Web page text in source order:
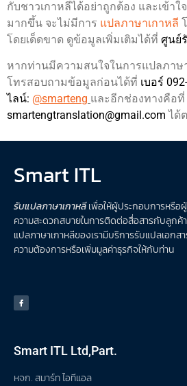
กับชาวเกาหลีได้อย่าถูกต้อง และเข้า
มากขึ้น จะไม่มีการ แปลภาษาเกาหลี
โดยเด็ดขาด ดูข้อมูลเพิ่มเติมได้ที่ ศูนย์
หากท่านมีความสนใจในการแปลภาษ
โทรสอบถามข้อมูลก่อนได้ที่ เบอร์
ไลน์: @smarteng และอีกช่องทางคือที่
smartengtranslation@gmail.com ได้
Smart ITL
รับแปลภาษาเกาหลีเพื่อให้ผู้ประกอบการหรือ
ความสะดวกสบายในการติดต่อสื่อสารกับลูกค้
แปลภาษาเกาหลีของเรามีบริการรับแปลเอกส
ความต้องการหรือเพิ่มมูลค่าธุรกิจให้กับท่าน
Smart ITL Ltd,Part.
หจก. สมาร์ท ไอทีแอล